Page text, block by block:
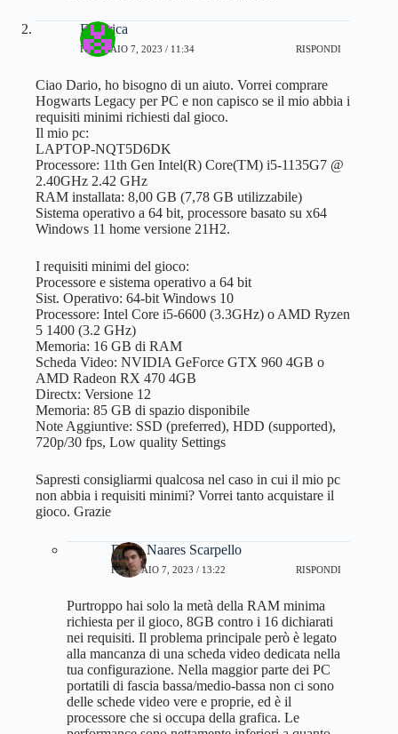
Federica
FEBBRAIO 7, 2023 / 11:34 RISPONDI
Ciao Dario, ho bisogno di un aiuto. Vorrei comprare
Hogwarts Legacy per PC e non capisco se il mio abbia i
requisiti minimi richiesti dal gioco.
Il mio pc:
LAPTOP-NQT5D6DK
Processore: 11th Gen Intel(R) Core(TM) i5-1135G7 @
2.40GHz 2.42 GHz
RAM installata: 8,00 GB (7,78 GB utilizzabile)
Sistema operativo a 64 bit, processore basato su x64
Windows 11 home versione 21H2.
I requisiti minimi del gioco:
Processore e sistema operativo a 64 bit
Sist. Operativo: 64-bit Windows 10
Processore: Intel Core i5-6600 (3.3GHz) o AMD Ryzen
5 1400 (3.2 GHz)
Memoria: 16 GB di RAM
Scheda Video: NVIDIA GeForce GTX 960 4GB o
AMD Radeon RX 470 4GB
Directx: Versione 12
Memoria: 85 GB di spazio disponibile
Note Aggiuntive: SSD (preferred), HDD (supported),
720p/30 fps, Low quality Settings
Sapresti consigliarmi qualcosa nel caso in cui il mio pc
non abbia i requisiti minimi? Vorrei tanto acquistare il
gioco. Grazie
Dario Naares Scarpello
FEBBRAIO 7, 2023 / 13:22 RISPONDI
Purtroppo hai solo la metà della RAM minima
richiesta per il gioco, 8GB contro i 16 dichiarati
nei requisiti. Il problema principale però è legato
alla mancanza di una scheda video dedicata nella
tua configurazione. Nella maggior parte dei PC
portatili di fascia bassa/medio-bassa non ci sono
delle schede video vere e proprie, ed è il
processore che si occupa della grafica. Le